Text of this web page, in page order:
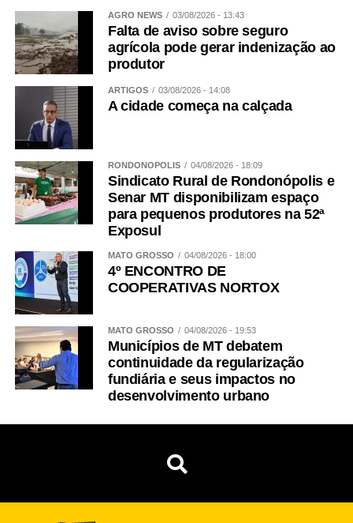
AGRO NEWS 03/08/2026 - 13:43
Falta de aviso sobre seguro
agrícola pode gerar indenização ao
produtor
ARTIGOS 03/08/2026 - 14:08
A cidade começa na calçada
RONDONÓPOLIS 04/08/2026 - 18:09
Sindicato Rural de Rondonópolis e
Senar MT disponibilizam espaço
para pequenos produtores na 52ª
Exposul
MATO GROSSO 04/08/2026 - 18:00
4º ENCONTRO DE
COOPERATIVAS NORTOX
MATO GROSSO 04/08/2026 - 19:53
Municípios de MT debatem
continuidade da regularização
fundiária e seus impactos no
desenvolvimento urbano